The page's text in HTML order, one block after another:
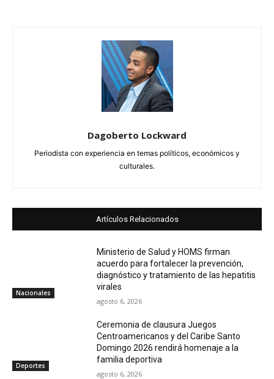
Dagoberto Lockward
Periodista con experiencia en temas políticos, económicos y
culturales.
Artículos Relacionados
Nacionales
Ministerio de Salud y HOMS firman
acuerdo para fortalecer la prevención,
diagnóstico y tratamiento de las hepatitis
virales
agosto 6, 2026
Deportes
Ceremonia de clausura Juegos
Centroamericanos y del Caribe Santo
Domingo 2026 rendirá homenaje a la
familia deportiva
agosto 6, 2026